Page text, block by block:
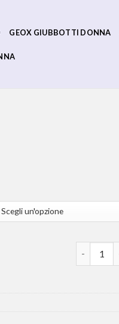
GEOX GIUBBOTTI DONNA